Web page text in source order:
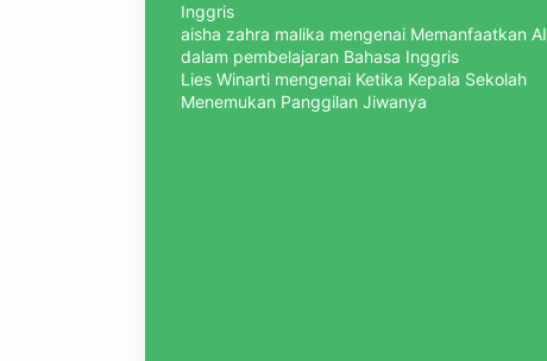
Inggris
aisha zahra malika mengenai Memanfaatkan AI
dalam pembelajaran Bahasa Inggris
Lies Winarti mengenai Ketika Kepala Sekolah
Menemukan Panggilan Jiwanya